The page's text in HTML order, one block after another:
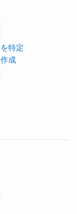
特定
成